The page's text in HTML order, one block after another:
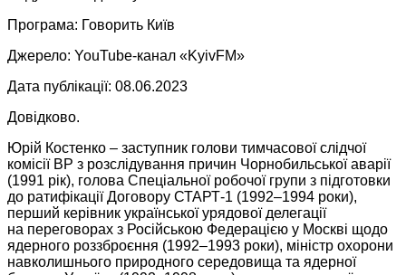
Програма: Говорить Київ
Джерело: YouTube-канал «KyivFM»
Дата публікації: 08.06.2023
Довідково.
Юрій Костенко – заступник голови тимчасової слідчої
комісії ВР з розслідування причин Чорнобильської аварії
(1991 рік), голова Спеціальної робочої групи з підготовки
до ратифікаціїДоговору СТАРТ-1 (1992–1994 роки),
перший керівник української урядової делегації
на переговорах з Російською Федерацією у Москві щодо
ядерного роззброєння (1992–1993 роки), міністр охорони
навколишнього природного середовища та ядерної